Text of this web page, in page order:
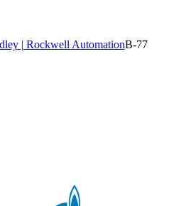
| Rockwell AutomationB-77